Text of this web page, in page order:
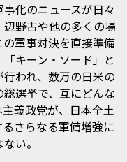
化のニュースが日々
野古や他の多くの場
軍事対決を直接準備
キーン・ソード」と
われ、数万の日米の
選挙で、互にどんな
主義政党が、日本全土
さらなる軍備増強に
い。